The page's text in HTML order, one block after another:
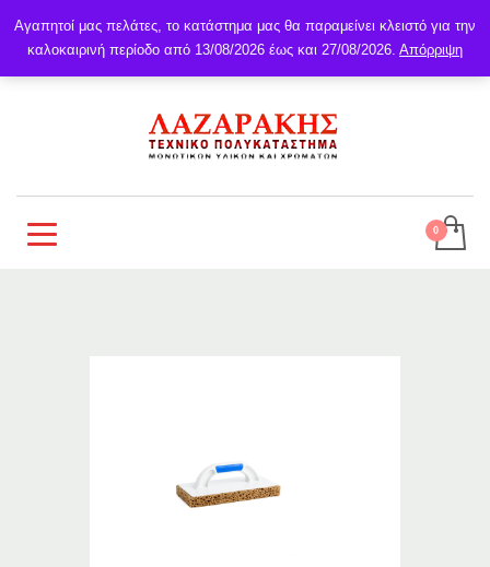
Αγαπητοί μας πελάτες, το κατάστημα μας θα παραμείνει κλειστό για την
καλοκαιρινή περίοδο από 13/08/2026 έως και 27/08/2026. Απόρριψη